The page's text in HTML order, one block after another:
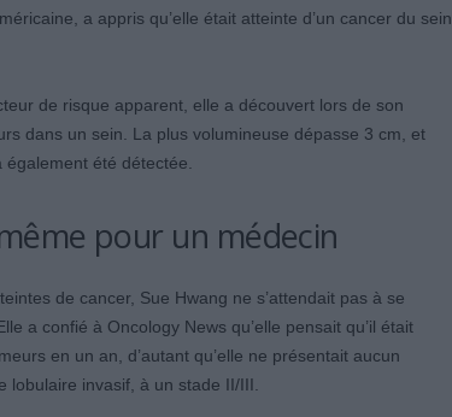
a appris qu’elle était atteinte d’un cancer du sein
de risque apparent, elle a découvert lors de son
dans un sein. La plus volumineuse dépasse 3 cm, et
été détectée.
pour un médecin
de cancer, Sue Hwang ne s’attendait pas à se
a confié à Oncology News qu’elle pensait qu’il était
en un an, d’autant qu’elle ne présentait aucun
lobulaire invasif, à un stade II/III.